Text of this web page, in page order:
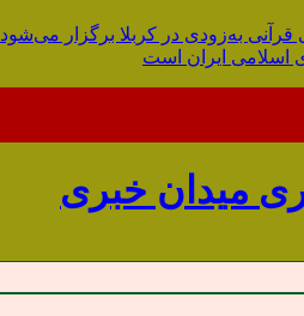
به‌زودی در کربلا برگزار می‌شود
اسلامی ایران است
میدان خبری